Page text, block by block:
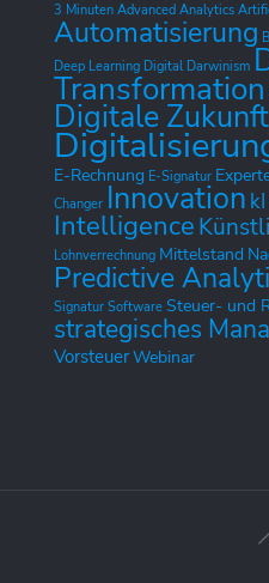
3 Minuten Advanced Analytics
Automatisierung
Deep Learning Digital Darwinism
Transformation
Digitale Zukunft
E-Rechnung E-Signatur
Changer Innovation kI
Intelligence
Lohnverrechnung Mittelstand
Predictive
Signatur Software Steuer- und
strategisches
VorsteuerWebinar